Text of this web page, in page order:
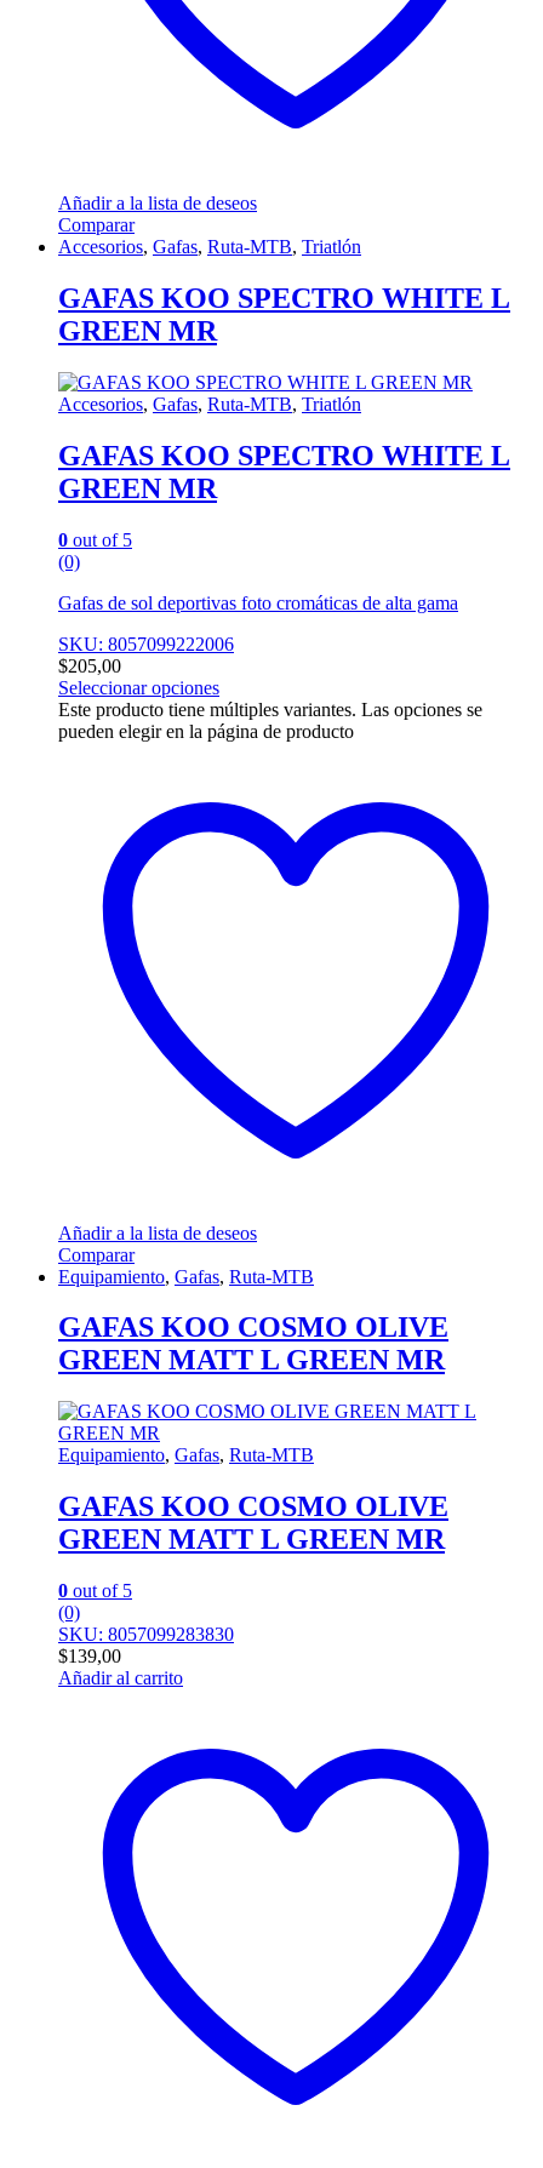
Añadir a la lista de deseos
Comparar
Accesorios, Gafas, Ruta-MTB, Triatlón
GAFAS KOO SPECTRO WHITE L
GREEN MR
Accesorios, Gafas, Ruta-MTB, Triatlón
GAFAS KOO SPECTRO WHITE L
GREEN MR
0 out of 5
(0)
Gafas de sol deportivas foto cromáticas de alta gama
SKU: 8057099222006
$205,00
Seleccionar opciones
Este producto tiene múltiples variantes. Las opciones se
pueden elegir en la página de producto
Añadir a la lista de deseos
Comparar
Equipamiento, Gafas, Ruta-MTB
GAFAS KOO COSMO OLIVE
GREEN MATT L GREEN MR
Equipamiento, Gafas, Ruta-MTB
GAFAS KOO COSMO OLIVE
GREEN MATT L GREEN MR
0 out of 5
(0)
SKU: 8057099283830
$139,00
Añadir al carrito